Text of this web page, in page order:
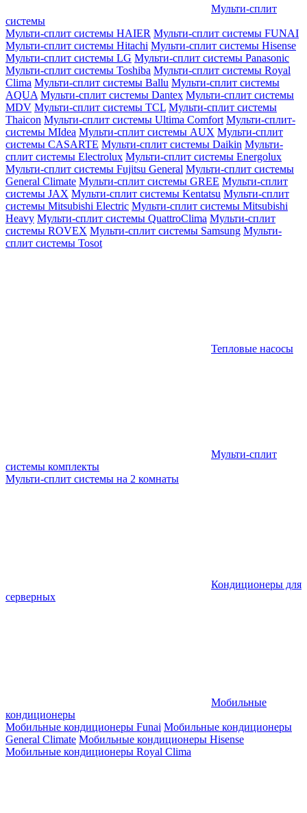
Мульти-сплит
системы
Мульти-сплит системы HAIER Мульти-сплит системы FUNAI
Мульти-сплит системы Hitachi Мульти-сплит системы Hisense
Мульти-сплит системы LG Мульти-сплит системы Panasonic
Мульти-сплит системы Toshiba Мульти-сплит системы Royal
Clima Мульти-сплит системы Ballu Мульти-сплит системы
AQUA Мульти-сплит системы Dantex Мульти-сплит системы
MDV Мульти-сплит системы TCL Мульти-сплит системы
Thaicon Мульти-сплит системы Ultima Comfort Мульти-сплит-
системы MIdea Мульти-сплит системы AUX Мульти-сплит
системы CASARTE Мульти-сплит системы Daikin Мульти-
сплит системы Electrolux Мульти-сплит системы Energolux
Мульти-сплит системы Fujitsu General Мульти-сплит системы
General Climate Мульти-сплит системы GREE Мульти-сплит
системы JAX Мульти-сплит системы Kentatsu Мульти-сплит
системы Mitsubishi Electric Мульти-сплит системы Mitsubishi
Heavy Мульти-сплит системы QuattroClima Мульти-сплит
системы ROVEX Мульти-сплит системы Samsung Мульти-
сплит системы Tosot
Тепловые насосы
Мульти-сплит
системы комплекты
Мульти-сплит системы на 2 комнаты
Кондиционеры для
серверных
Мобильные
кондиционеры
Мобильные кондиционеры Funai Мобильные кондиционеры
General Climate Мобильные кондиционеры Hisense
Мобильные кондиционеры Royal Clima